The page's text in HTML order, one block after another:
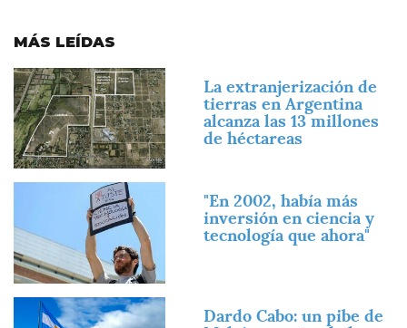
MÁS LEÍDAS
Imagen
La extranjerización de
tierras en Argentina
alcanza las 13 millones
de héctareas
"En 2002, había más
inversión en ciencia y
tecnología que ahora"
Imagen
Dardo Cabo: un pibe de